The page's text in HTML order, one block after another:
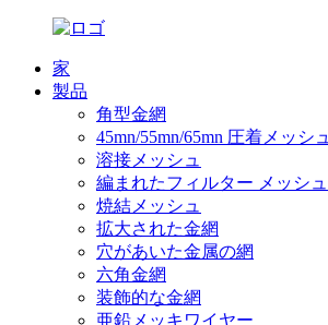
家
製品
角型金網
45mn/55mn/65mn 圧着メッシュ
溶接メッシュ
編まれたフィルター メッシュ
焼結メッシュ
拡大された金網
穴があいた金属の網
六角金網
装飾的な金網
亜鉛メッキワイヤー